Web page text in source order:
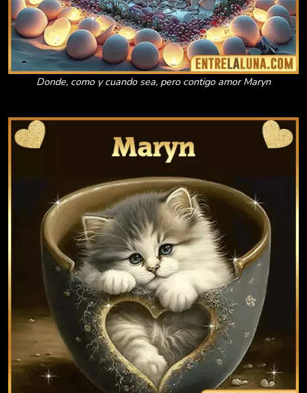
Donde, como y cuando sea, pero contigo amor Maryn